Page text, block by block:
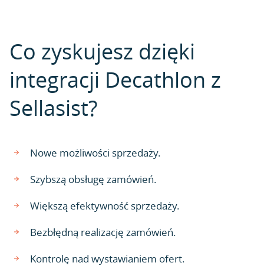
Co zyskujesz dzięki
integracji Decathlon z
Sellasist?
Nowe możliwości sprzedaży.
Szybszą obsługę zamówień.
Większą efektywność sprzedaży.
Bezbłędną realizację zamówień.
Kontrolę nad wystawianiem ofert.